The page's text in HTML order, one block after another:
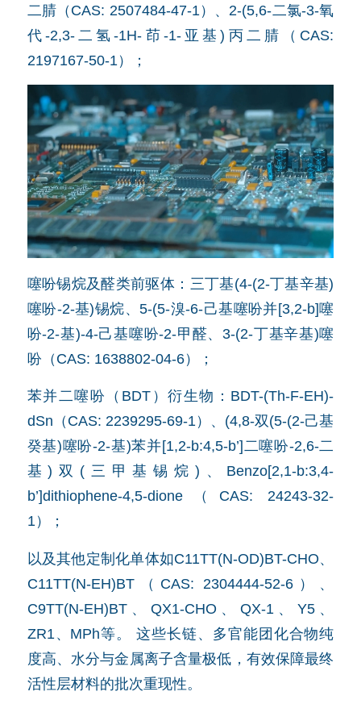
二腈（CAS: 2507484-47-1）、2-(5,6-二氯-3-氧
代-2,3-二氢-1H-茚-1-亚基)丙二腈（CAS:
2197167-50-1）；
噻吩锡烷及醛类前驱体：三丁基(4-(2-丁基辛基)
噻吩-2-基)锡烷、5-(5-溴-6-己基噻吩并[3,2-b]噻
吩-2-基)-4-己基噻吩-2-甲醛、3-(2-丁基辛基)噻
吩（CAS: 1638802-04-6）；
苯并二噻吩（BDT）衍生物：BDT-(Th-F-EH)-
dSn（CAS: 2239295-69-1）、(4,8-双(5-(2-己基
癸基)噻吩-2-基)苯并[1,2-b:4,5-b’]二噻吩-2,6-二
基)双(三甲基锡烷)、Benzo[2,1-b:3,4-
b’]dithiophene-4,5-dione（CAS: 24243-32-
1）；
以及其他定制化单体如C11TT(N-OD)BT-CHO、
C11TT(N-EH)BT（CAS: 2304444-52-6）、
C9TT(N-EH)BT、QX1-CHO、QX-1、Y5、
ZR1、MPh等。 这些长链、多官能团化合物纯
度高、水分与金属离子含量极低，有效保障最终
活性层材料的批次重现性。